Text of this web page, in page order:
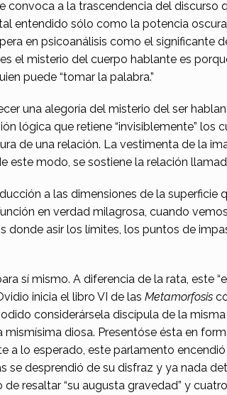
a la trascendencia del discurso
entendido sólo como la potencia
en psicoanálisis como el significante
es el misterio del cuerpo hablante es
puede “tomar la palabra.”
una alegoría del misterio del ser
lógica que retiene “invisiblemente” los
de una relación. La vestimenta de la
este modo, se sostiene la relación
a las dimensiones de la superficie
en verdad milagrosa, cuando
asir los límites, los puntos de
sí mismo. A diferencia de la rata, este
inicia el libro VI de lasMetamorfosis
considerársela discípula de la
diosa. Presentóse ésta en
lo esperado, este parlamento
se desprendió de su disfraz y ya nada
resaltar “su augusta gravedad” y